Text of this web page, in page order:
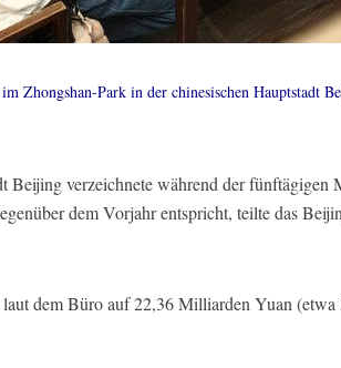
Zhongshan-Park in der chinesischen Hauptstadt
verzeichnete während der fünftägigen
dem Vorjahr entspricht, teilte das
laut dem Büro auf 22,36 Milliarden Yuan